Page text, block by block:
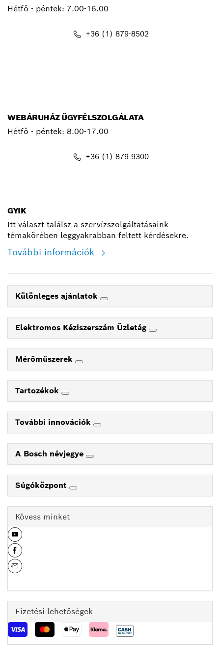
Hétfő - péntek: 7.00-16.00
+36 (1) 879-8502
WEBÁRUHÁZ ÜGYFÉLSZOLGÁLATA
Hétfő - péntek: 8.00-17.00
+36 (1) 879 9300
GYIK
Itt választ találsz a szervízszolgáltatásaink
témakörében leggyakrabban feltett kérdésekre.
További információk
Különleges ajánlatok
Elektromos Kéziszerszám Üzletág
Mérőműszerek
Tartozékok
További innovációk
A Bosch névjegye
Súgóközpont
Kövess minket
Fizetési lehetőségek